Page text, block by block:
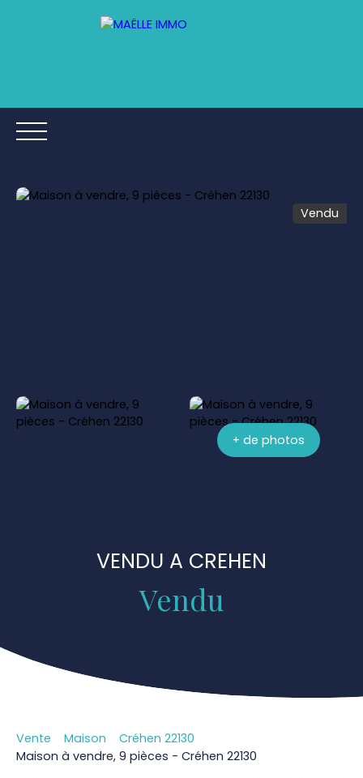
AVIS
Vendu
+ de photos
VENDU A CREHEN
Vendu
Vente Maison
Créhen 22130
Maison à vendre, 9 pièces - Créhen 22130